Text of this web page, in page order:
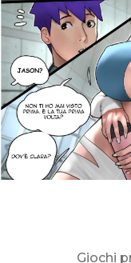
Giochi